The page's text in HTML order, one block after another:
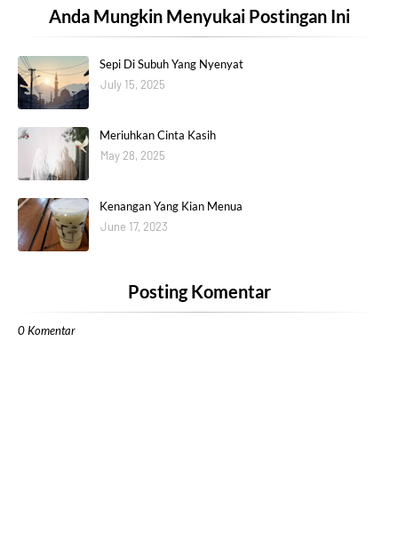
Anda Mungkin Menyukai Postingan Ini
Sepi Di Subuh Yang Nyenyat
July 15, 2025
Meriuhkan Cinta Kasih
May 28, 2025
Kenangan Yang Kian Menua
June 17, 2023
Posting Komentar
0 Komentar